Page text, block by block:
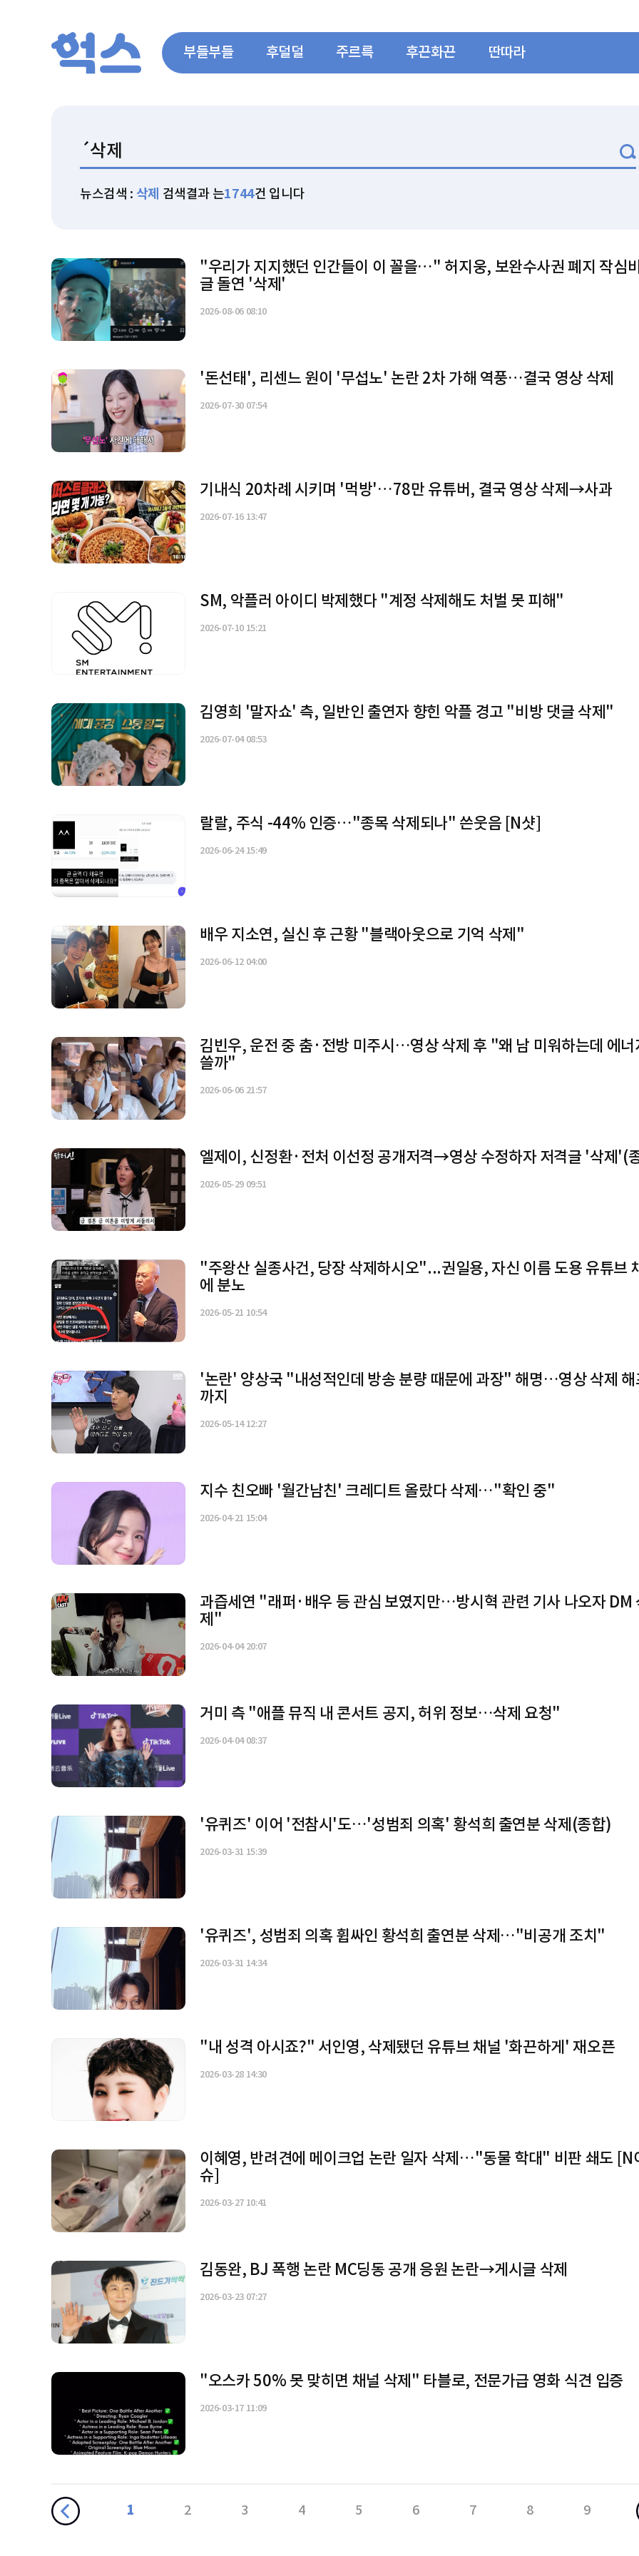
부들부들 후덜덜 주르륵 후끈화끈 딴따라
뉴스검색 : 삭제 검색결과 는1744건 입니다
"우리가 지지했던 인간들이 이 꼴을…" 허지웅, 보완수사권 폐지 작심
글 돌연 '삭제'
2026-08-06 08:10
'돈선태', 리센느 원이 '무섭노' 논란 2차 가해 역풍…결국 영상 삭제
2026-07-30 07:54
기내식 20차례 시키며 '먹방'…78만 유튜버, 결국 영상 삭제→사과
2026-07-16 13:47
SM, 악플러 아이디 박제했다 "계정 삭제해도 처벌 못 피해"
2026-07-10 15:21
김영희 '말자쇼' 측, 일반인 출연자 향힌 악플 경고 "비방 댓글 삭제"
2026-07-04 08:53
랄랄, 주식 -44% 인증…"종목 삭제되나" 쓴웃음 [N샷]
2026-06-24 15:49
배우 지소연, 실신 후 근황 "블랙아웃으로 기억 삭제"
2026-06-12 04:00
김빈우, 운전 중 춤·전방 미주시…영상 삭제 후 "왜 남 미워하는데 에너
쓸까"
2026-06-06 21:57
엘제이, 신정환·전처 이선정 공개저격→영상 수정하자 저격글 '삭제'(
2026-05-29 09:51
"주왕산 실종사건, 당장 삭제하시오"...권일용, 자신 이름 도용 유튜브
에 분노
2026-05-21 10:54
'논란' 양상국 "내성적인데 방송 분량 때문에 과장" 해명…영상 삭제 해
까지
2026-05-14 12:27
지수 친오빠 '월간남친' 크레디트 올랐다 삭제…"확인 중"
2026-04-21 15:04
과즙세연 "래퍼·배우 등 관심 보였지만…방시혁 관련 기사 나오자 DM
제"
2026-04-04 20:07
거미 측 "애플 뮤직 내 콘서트 공지, 허위 정보…삭제 요청"
2026-04-04 08:37
'유퀴즈' 이어 '전참시'도…'성범죄 의혹' 황석희 출연분 삭제(종합)
2026-03-31 15:39
'유퀴즈', 성범죄 의혹 휩싸인 황석희 출연분 삭제…"비공개 조치"
2026-03-31 14:34
"내 성격 아시죠?" 서인영, 삭제됐던 유튜브 채널 '화끈하게' 재오픈
2026-03-28 14:30
이혜영, 반려견에 메이크업 논란 일자 삭제…"동물 학대" 비판 쇄도 [N
슈]
2026-03-27 10:41
김동완, BJ 폭행 논란 MC딩동 공개 응원 논란→게시글 삭제
2026-03-23 07:27
"오스카 50% 못 맞히면 채널 삭제" 타블로, 전문가급 영화 식견 입증
2026-03-17 11:09
1 2 3 4 5 6 7 8 9